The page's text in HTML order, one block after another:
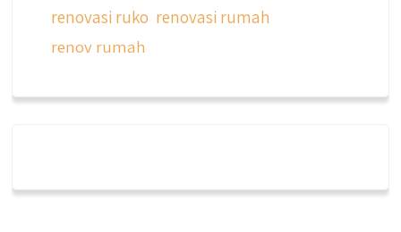
renovasi ruko renovasi rumah
renov rumah